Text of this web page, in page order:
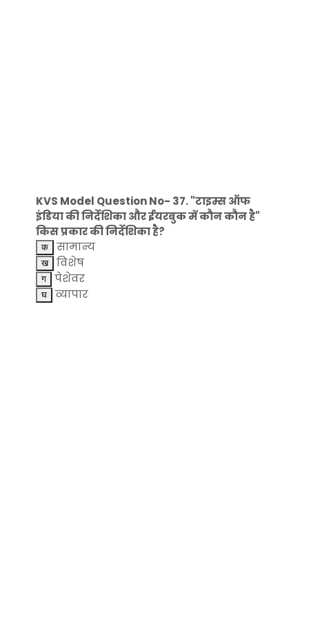
KVS Model Question No- 37. "टाइम्स ऑफ
इंडिया की निर्देशिका और ईयरबुक में कौन कौन है"
किस प्रकार की निर्देशिका है?
सामान्य
विशेष
पेशेवर
व्यापार